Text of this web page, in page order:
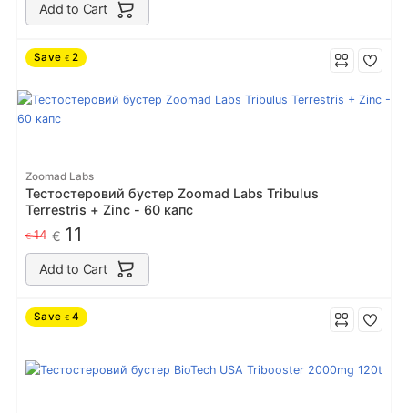
Add to Cart
Save € 2
Zoomad Labs
Тестостеровий бустер Zoomad Labs Tribulus
Terrestris + Zinc - 60 капс
€14 € 11
Add to Cart
Save € 4